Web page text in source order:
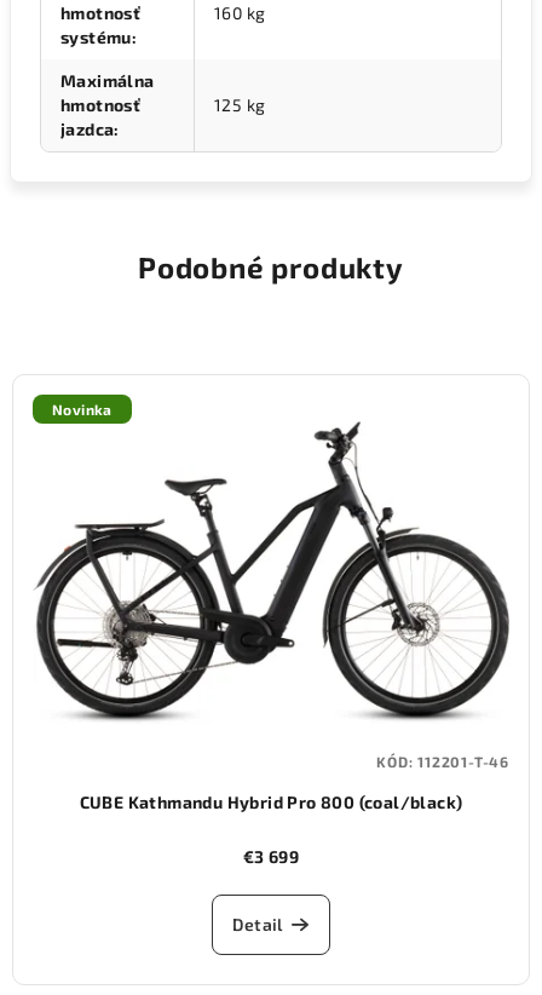
hmotnosť
systému:
160 kg
Maximálna
hmotnosť
jazdca:
125 kg
Podobné produkty
Novinka
CUBE Kathmandu Hybrid Pro 800 (coal/black)
€3 699
Detail
KÓD:112201-T-46